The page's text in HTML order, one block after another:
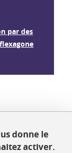
par des
donne le
activer.